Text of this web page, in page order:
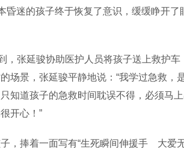
昏迷的孩子终于恢复了意识，缓缓睁开
张延骏协助医护人员将孩子送上救护车
场景，张延骏平静地说：“我学过急救，
知道孩子的急救时间耽误不得，必须马
开心！”
捧着一面写有“生死瞬间伸援手 大爱无